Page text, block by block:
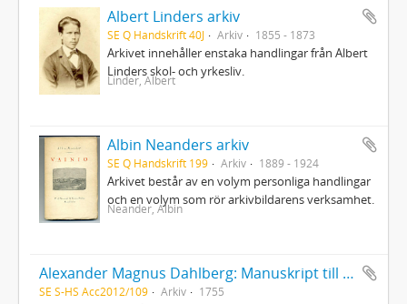
Albert Linders arkiv
SE Q Handskrift 40J Arkiv 1855 - 1873
Arkivet innehåller enstaka handlingar från Albert
Linders skol- och yrkesliv.
Linder, Albert
Albin Neanders arkiv
SE Q Handskrift 199 Arkiv 1889 - 1924
Arkivet består av en volym personliga handlingar
och en volym som rör arkivbildarens verksamhet.
Neander, Albin
Alexander Magnus Dahlberg: Manuskript till "En karolins lefnadslopp"
SE S-HS Acc2012/109 Arkiv 1755